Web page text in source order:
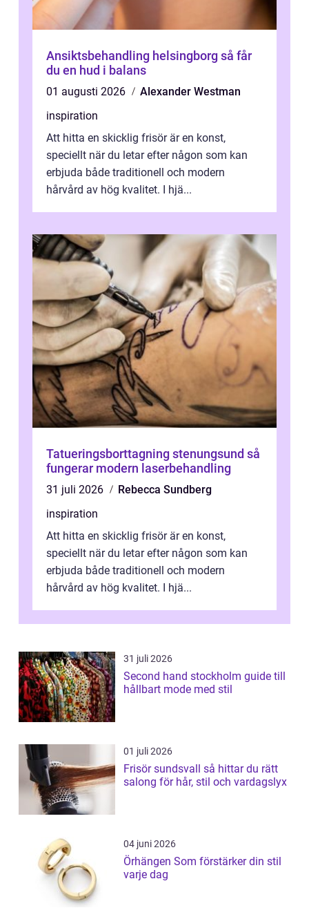
Ansiktsbehandling helsingborg så får
du en hud i balans
01 augusti 2026
Alexander Westman
inspiration
Att hitta en skicklig frisör är en konst,
speciellt när du letar efter någon som kan
erbjuda både traditionell och modern
hårvård av hög kvalitet. I hjä...
Tatueringsborttagning stenungsund så
fungerar modern laserbehandling
31 juli 2026
Rebecca Sundberg
inspiration
Att hitta en skicklig frisör är en konst,
speciellt när du letar efter någon som kan
erbjuda både traditionell och modern
hårvård av hög kvalitet. I hjä...
31 juli 2026
Second hand stockholm guide till
hållbart mode med stil
01 juli 2026
Frisör sundsvall så hittar du rätt
salong för hår, stil och vardagslyx
04 juni 2026
Örhängen Som förstärker din stil
varje dag